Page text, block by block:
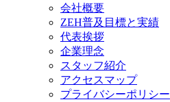
会社概要
ZEH普及目標と実績
代表挨拶
企業理念
スタッフ紹介
アクセスマップ
プライバシーポリシー